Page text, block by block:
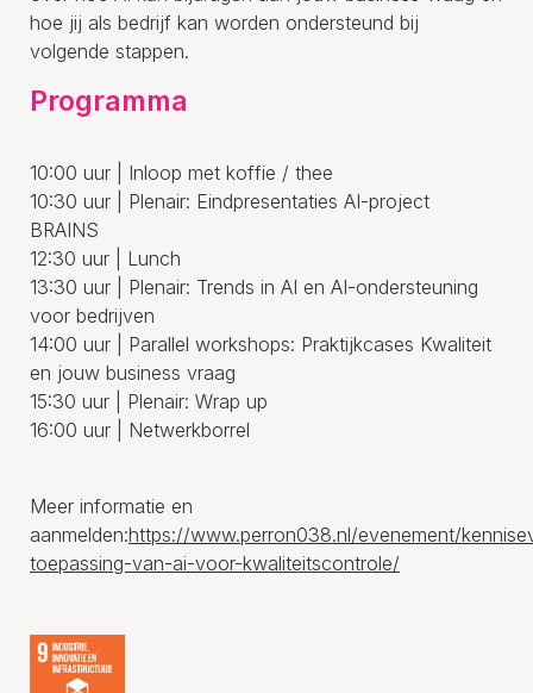
hoe jij als bedrijf kan worden ondersteund bij
volgende stappen.
Programma
10:00 uur | Inloop met koffie / thee
10:30 uur | Plenair: Eindpresentaties AI-project
BRAINS
12:30 uur | Lunch
13:30 uur | Plenair: Trends in AI en AI-ondersteuning
voor bedrijven
14:00 uur | Parallel workshops: Praktijkcases Kwaliteit
en jouw business vraag
15:30 uur | Plenair: Wrap up
16:00 uur | Netwerkborrel
Meer informatie en
aanmelden:https://www.perron038.nl/evenement/
toepassing-van-ai-voor-kwaliteitscontrole/